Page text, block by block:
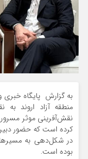
به گزارش پایگاه خبری
منطقه آزاد اروند به
نقش‌آفرینی موثر
کرده است که حضور دبیر
در شکل‌دهی به
بوده است.